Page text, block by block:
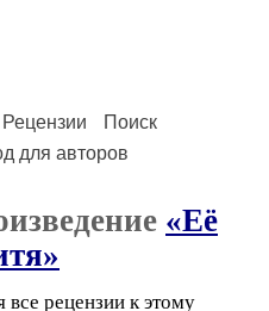
Рецензии
Поиск
для авторов
«Её
рецензии к этому